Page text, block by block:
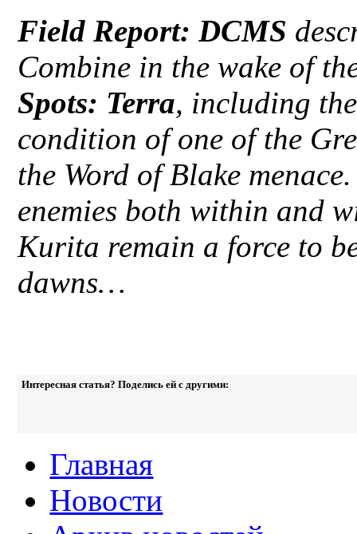
Field Report: DCMS
Combine in the wake of
Spots: Terra, including
condition of one of the
the Word of Blake
enemies both within and
Kurita remain a force to
dawns…
Интересная статья? Поделись ей с другими:
Главная
Новости